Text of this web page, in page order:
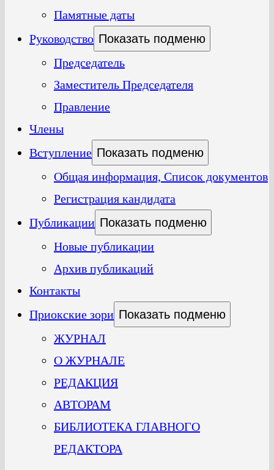
Памятные даты
Руководство Показать подменю
Председатель
Заместитель Председателя
Правление
Члены
Вступление Показать подменю
Общая информация, Список документов
Регистрация кандидата
Публикации Показать подменю
Новые публикации
Архив публикаций
Контакты
Приокские зори Показать подменю
ЖУРНАЛ
О ЖУРНАЛЕ
РЕДАКЦИЯ
АВТОРАМ
БИБЛИОТЕКА ГЛАВНОГО
РЕДАКТОРА